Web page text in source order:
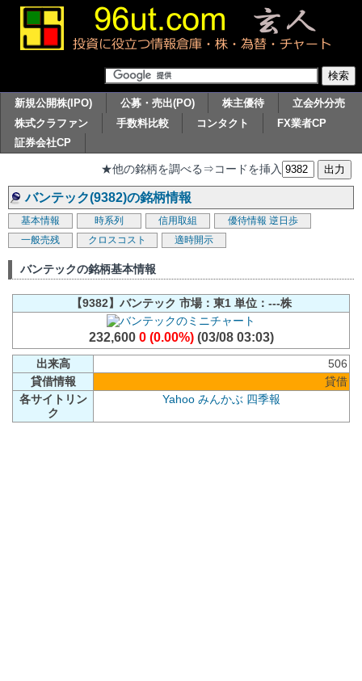
新規公開株(IPO) 公募・売出(PO) 株主優待
立会外分売
株式クラファン
手数料比較 コンタクト
FX業者CP
証券会社CP
★他の銘柄を調べる⇒コードを挿入
バンテック(9382)の銘柄情報
基本情報 時系列 信用取組 優待情報 逆日歩
一般売残
クロスコスト 適時開示
バンテックの銘柄基本情報
【9382】バンテック 市場：東1 単位：---株
232,600 0 (0.00%)(03/08 03:03)
出来高
506
貸借情報
貸借
各サイトリン
ク
Yahoo みんかぶ 四季報